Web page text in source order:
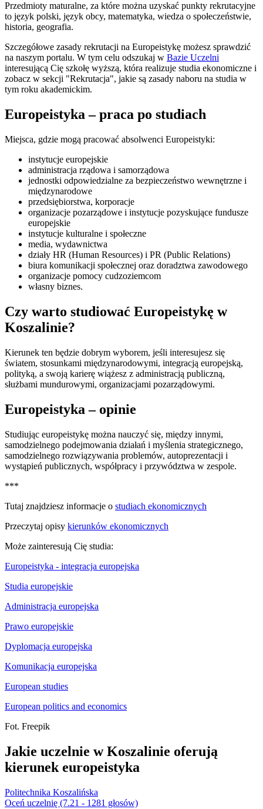
Przedmioty maturalne, za które można uzyskać punkty rekrutacyjne
to język polski, język obcy, matematyka, wiedza o społeczeństwie,
historia, geografia.
Szczegółowe zasady rekrutacji na Europeistykę możesz sprawdzić
na naszym portalu. W tym celu odszukaj w Bazie Uczelni
interesującą Cię szkołę wyższą, która realizuje studia ekonomiczne i
zobacz w sekcji "Rekrutacja", jakie są zasady naboru na studia w
tym roku akademickim.
Europeistyka – praca po studiach
Miejsca, gdzie mogą pracować absolwenci Europeistyki:
instytucje europejskie
administracja rządowa i samorządowa
jednostki odpowiedzialne za bezpieczeństwo wewnętrzne i
międzynarodowe
przedsiębiorstwa, korporacje
organizacje pozarządowe i instytucje pozyskujące fundusze
europejskie
instytucje kulturalne i społeczne
media, wydawnictwa
działy HR (Human Resources) i PR (Public Relations)
biura komunikacji społecznej oraz doradztwa zawodowego
organizacje pomocy cudzoziemcom
własny biznes.
Czy warto studiować Europeistykę w
Koszalinie?
Kierunek ten będzie dobrym wyborem, jeśli interesujesz się
światem, stosunkami międzynarodowymi, integracją europejską,
polityką, a swoją karierę wiążesz z administracją publiczną,
służbami mundurowymi, organizacjami pozarządowymi.
Europeistyka – opinie
Studiując europeistykę można nauczyć się, między innymi,
samodzielnego podejmowania działań i myślenia strategicznego,
samodzielnego rozwiązywania problemów, autoprezentacji i
wystąpień publicznych, współpracy i przywództwa w zespole.
***
Tutaj znajdziesz informacje o studiach ekonomicznych
Przeczytaj opisy kierunków ekonomicznych
Może zainteresują Cię studia:
Europeistyka - integracja europejska
Studia europejskie
Administracja europejska
Prawo europejskie
Dyplomacja europejska
Komunikacja europejska
European studies
European politics and economics
Fot. Freepik
Jakie uczelnie w Koszalinie oferują
kierunek europeistyka
Politechnika Koszalińska
Oceń uczelnię (7.21 - 1281 głosów)